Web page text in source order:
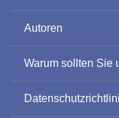
Autoren
Warum sollten Sie